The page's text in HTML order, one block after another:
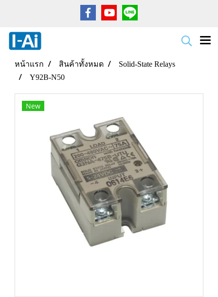
หน้าแรก สินค้าทั้งหมด
Solid-State Relays
Y92B-N50
New